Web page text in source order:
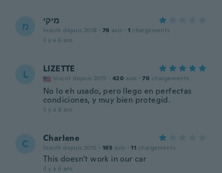
מ מיקי
Inscrit depuis 2016 · 79 avis · 1 chargements
il y a 6 ans
L LIZETTE
Inscrit depuis 2015 · 420 avis · 70 chargements
No lo eh usado, pero llego en perfectas
condiciones, y muy bien protegid.
il y a 6 ans
C Charlene
Inscrit depuis 2015 · 165 avis · 11 chargements
This doesn't work in our car
il y a 6 ans